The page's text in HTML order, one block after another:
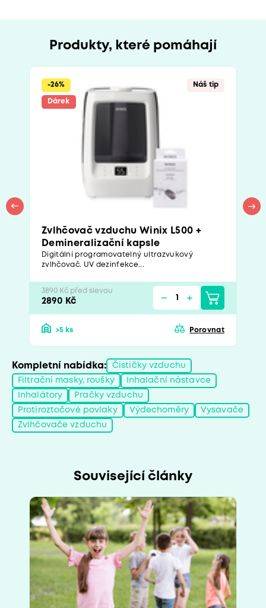
Produkty, které pomáhají
Dárek
-26% Náš tip
Zvlhčovač vzduchu Winix L500 +
Demineralizační kapsle
Digitální programovatelný ultrazvukový
zvlhčovač. UV dezinfekce...
3890 Kč před slevou
2890 Kč
>5 ks Porovnat
Kompletní nabídka: Čističky vzduchu
Filtrační masky, roušky Inhalační nástavce
Inhalátory Pračky vzduchu
Protiroztočové povlaky Výdechoměry Vysavače
Zvlhčovače vzduchu
Související články